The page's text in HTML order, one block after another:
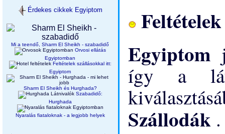
Érdekes cikkek Egyiptom
Mi a teendő, Sharm El Sheikh - szabadidő
Orvosi ellátás
Egyiptomban
Feltételek szállásokkal itt:
Egyiptom
Sharm El Sheikh és Hurghada?
Szabadidő:
Hurghada
Nyaralás fiataloknak - a legjobb helyek
Egyiptom
így a
Szállodák .